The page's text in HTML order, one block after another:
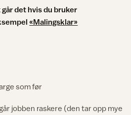
det hvis du bruker
«Malingsklar»
som før
jobben raskere (den tar opp mye